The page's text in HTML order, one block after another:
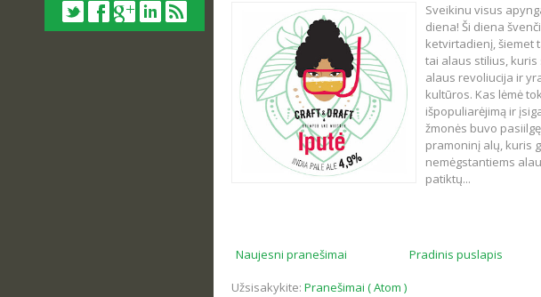
Sveikinu visus
diena! Ši diena
ketvirtadienį, šiemet
tai alaus stilius,
alaus revoliucija ir
kultūros. Kas lėmė
išpopuliarėjimą ir
žmonės buvo
pramoninį alų, kuris
nemėgstantiems
patiktų...
Naujesni pranešimai Pradinis puslapis
Užsisakykite: Pranešimai ( Atom )